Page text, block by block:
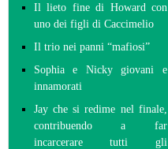
Il lieto fine di Howard con
uno dei figli di Caccimelio
Il trio nei panni “mafiosi”
Sophia e Nicky giovani e
innamorati
Jay che si redime nel finale,
contribuendo a far
incarcerare tutti gli